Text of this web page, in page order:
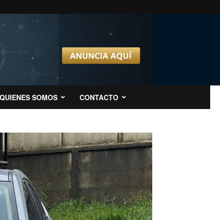
QUIENES SOMOS CONTACTO